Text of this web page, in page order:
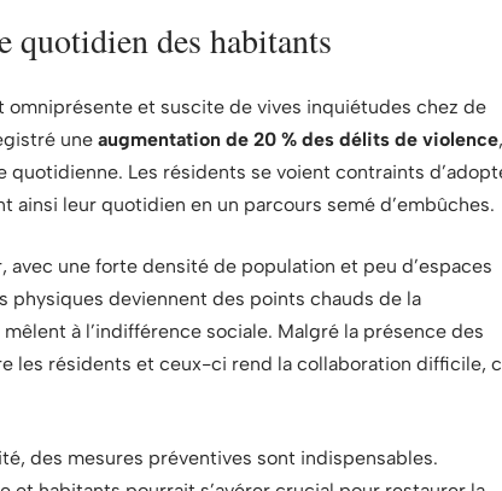
quotidien des habitants
omniprésente et suscite de vives inquiétudes chez de
une augmentation de 20 % des délits de violence,
Les résidents se voient contraints
leur quotidien en un parcours semé d’embûches.
une forte densité de population et peu d’espaces
physiques deviennent des points chauds de la
à l’indifférence sociale. Malgré la présence des
les résidents et ceux-ci rend la collaboration difficile,
des mesures préventives sont indispensables.